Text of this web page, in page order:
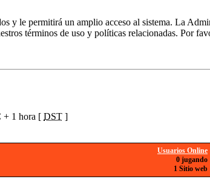
y le permitirá un amplio acceso al sistema. La
términos de uso y políticas relacionadas. Por
+ 1 hora [ DST ]
Usuarios Online
0 jugando
1 Sitio web